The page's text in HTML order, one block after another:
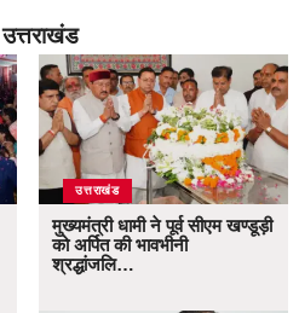
उत्तराखंड
उत्तराखंड
मुख्यमंत्री धामी ने पूर्व सीएम खण्डूड़ी
को अर्पित की भावभीनी
श्रद्धांजलि…